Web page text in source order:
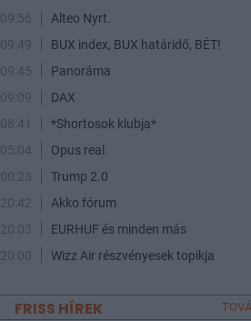
09:56
Alteo Nyrt.
09:49
BUX index, BUX határidő, BÉT!
09:45
Panoráma
09:09
DAX
08:41
*Shortosok klubja*
05:04
Opus real.
00:23
Trump 2.0
20:42
Akko fórum
20:03
EURHUF és minden más
20:00
Wizz Air részvényesek topikja
FRISS HÍREK